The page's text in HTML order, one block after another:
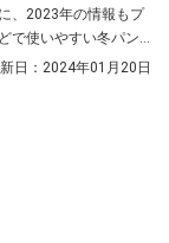
、2023年の情報もプ
で使いやすい冬パン
日： 2024年01月20日